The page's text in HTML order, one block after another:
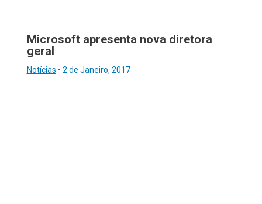
Microsoft apresenta nova diretora
geral
Notícias • 2 de Janeiro, 2017